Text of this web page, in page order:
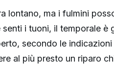
lontano, ma i fulmini
i tuoni, il temporale è
secondo le
al più presto un riparo